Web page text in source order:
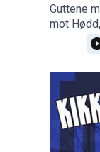
Guttene
mot
snacks.